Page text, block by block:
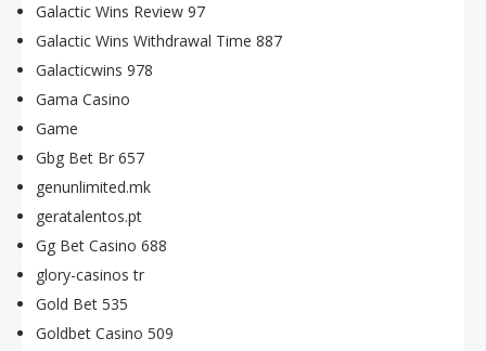
Galactic Wins Review 97
Galactic Wins Withdrawal Time 887
Galacticwins 978
Gama Casino
Game
Gbg Bet Br 657
genunlimited.mk
geratalentos.pt
Gg Bet Casino 688
glory-casinos tr
Gold Bet 535
Goldbet Casino 509